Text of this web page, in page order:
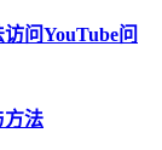
问YouTube问
方法